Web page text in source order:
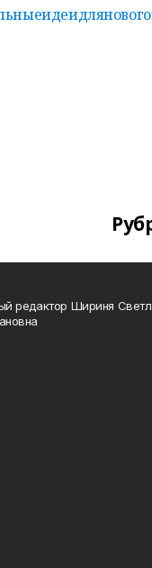
редактор Шириня